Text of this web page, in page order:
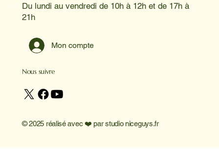
Du lundi au vendredi de 10h à 12h et de 17h à
21h
Mon compte
Nous suivre
© 2025 réalisé avec ❤️ parstudio niceguys.fr